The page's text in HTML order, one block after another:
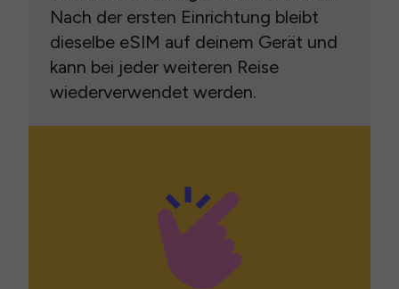
Nach der ersten Einrichtung bleibt
dieselbe eSIM auf deinem Gerät und
kann bei jeder weiteren Reise
wiederverwendet werden.